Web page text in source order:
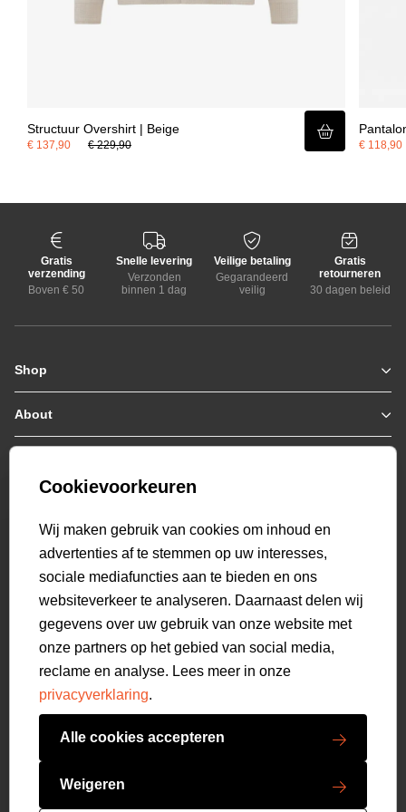
Structuur Overshirt | Beige
€ 137,90 € 229,90 € 118,90
Gratis
verzending
Boven € 50
Snelle levering
Verzonden
binnen 1 dag
Veilige betaling
Gegarandeerd
veilig
Gratis
retourneren
30 dagen beleid
Shop
Zomerjassen
Jassen / Coats
Colberts
Hoodies
Polo's
T-shirts
Overshirts
Overhemden
Sweatpants
Broeken
Short sweatpants
Shorts
Schoenen
Swimwear
Accessoires
About
Who we are
Genti X PSV
Bestellen & Betalen
Retourneren
Veelgestelde vragen
Mijn Account
beoordelingen
Cookievoorkeuren
Wij maken gebruik van cookies om inhoud en
advertenties af te stemmen op uw interesses,
sociale mediafuncties aan te bieden en ons
websiteverkeer te analyseren. Daarnaast delen wij
gegevens over uw gebruik van onze website met
onze partners op het gebied van social media,
reclame en analyse. Lees meer in onze
privacyverklaring.
Alle cookies accepteren
Weigeren